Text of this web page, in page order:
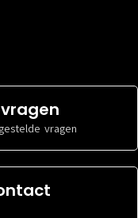
vragen